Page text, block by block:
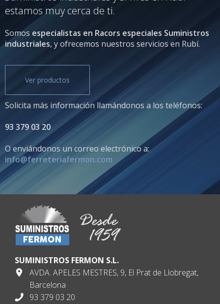
estamos muy cerca de ti.
Somos especialistas en Racors especiales Suministros
industriales, y ofrecemos nuestros servicios en Rubí.
Ver productos
Solicita más información llamándonos a los teléfonos:
93 379 03 20
O enviándonos un correo electrónico a:
info@ferreteriafermon.com
SUMINISTROS FERMON S.L.
AVDA. APELES MESTRES, 9, El Prat de Llobregat,
Barcelona
93 379 03 20